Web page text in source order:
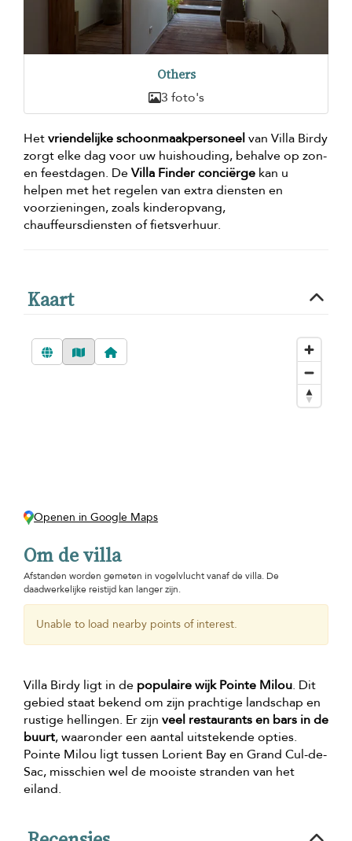
Others
3 foto's
Hetvriendelijke schoonmaakpersoneelvan Villa Birdy
zorgt elke dag voor uw huishouding, behalve op zon-
en feestdagen. DeVilla Finder conciërge kan u
helpen met het regelen van extra diensten en
voorzieningen, zoals kinderopvang,
chauffeursdiensten of fietsverhuur.
Kaart
Openen in Google Maps
Om de villa
Afstanden worden gemeten in vogelvlucht vanaf de villa. De
daadwerkelijke reistijd kan langer zijn.
Unable to load nearby points of interest.
Villa Birdy ligt in de populaire wijk Pointe Milou. Dit
gebied staat bekend om zijn prachtige landschap en
rustige hellingen. Er zijn veel restaurants en bars in de
buurt, waaronder een aantal uitstekende opties.
Pointe Milou ligt tussen Lorient Bay en Grand Cul-de-
Sac, misschien wel de mooiste stranden van het
eiland.